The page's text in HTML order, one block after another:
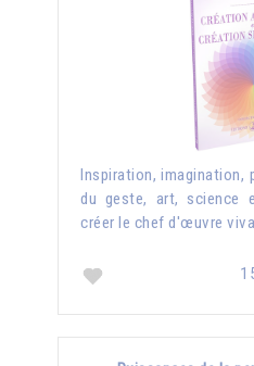
Inspiration, imagination,
du geste, art, science
créer le chef d'œuvre